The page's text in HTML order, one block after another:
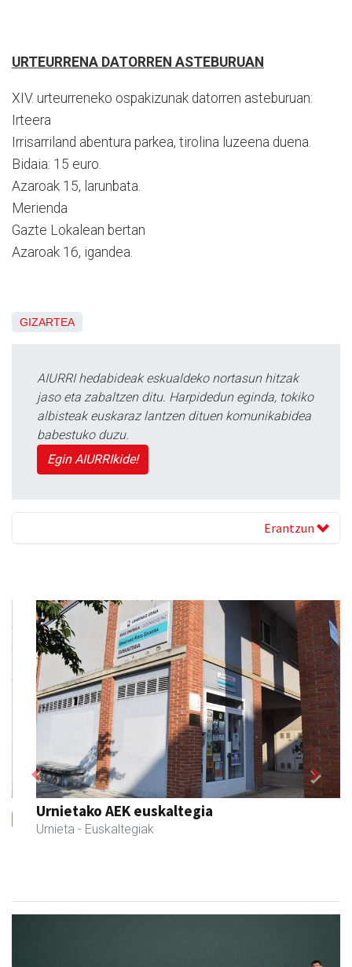
URTEURRENA DATORREN ASTEBURUAN
XIV. urteurreneko ospakizunak datorren asteburuan:
Irteera
Irrisarriland abentura parkea, tirolina luzeena duena.
Bidaia: 15 euro.
Azaroak 15, larunbata.
Merienda
Gazte Lokalean bertan
Azaroak 16, igandea.
GIZARTEA
AIURRI hedabideak eskualdeko nortasun hitzak
jaso eta zabaltzen ditu. Harpidedun eginda, tokiko
albisteak euskaraz lantzen dituen komunikabidea
babestuko duzu.
Egin AIURRIkide!
Erantzun
Urnietako AEK euskaltegia
Urnieta - Euskaltegiak
Previous Next